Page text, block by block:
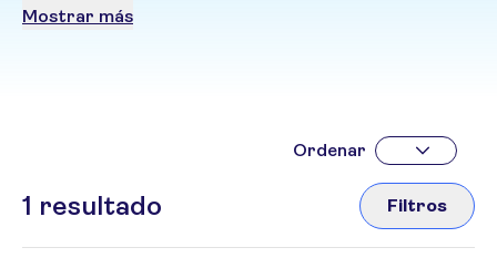
comunidades, la cercanía de su
Mostrar más
1 resultado
Ordenar
Filtros